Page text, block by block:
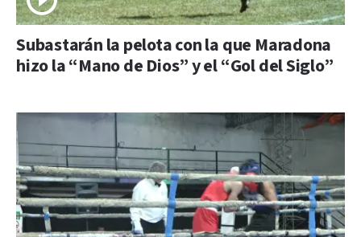
Subastarán la pelota con la que Maradona
hizo la “Mano de Dios” y el “Gol del Siglo”